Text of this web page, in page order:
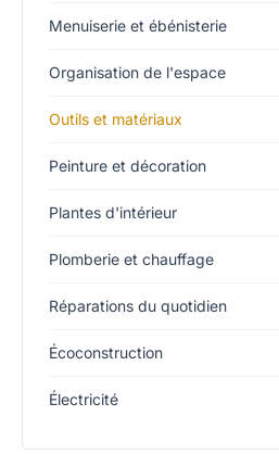
Menuiserie et ébénisterie
Organisation de l'espace
Outils et matériaux
Peinture et décoration
Plantes d'intérieur
Plomberie et chauffage
Réparations du quotidien
Écoconstruction
Électricité